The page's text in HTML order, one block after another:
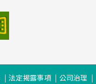
法定揭露事項 公司治理